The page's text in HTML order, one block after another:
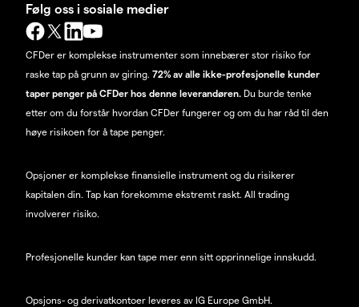
Følg oss i sosiale medier
CFDer er komplekse instrumenter som innebærer stor risiko for
raske tap på grunn av giring. 72% av alle ikke-profesjonelle kunder
taper penger på CFDer hos denne leverandøren. Du burde tenke
etter om du forstår hvordan CFDer fungerer og om du har råd til den
høye risikoen for å tape penger.
Opsjoner er komplekse finansielle instrument og du risikerer
kapitalen din. Tap kan forekomme ekstremt raskt. All trading
involverer risiko.
Profesjonelle kunder kan tape mer enn sitt opprinnelige innskudd.
Opsjons- og derivatkontoer leveres av IG Europe GmbH.